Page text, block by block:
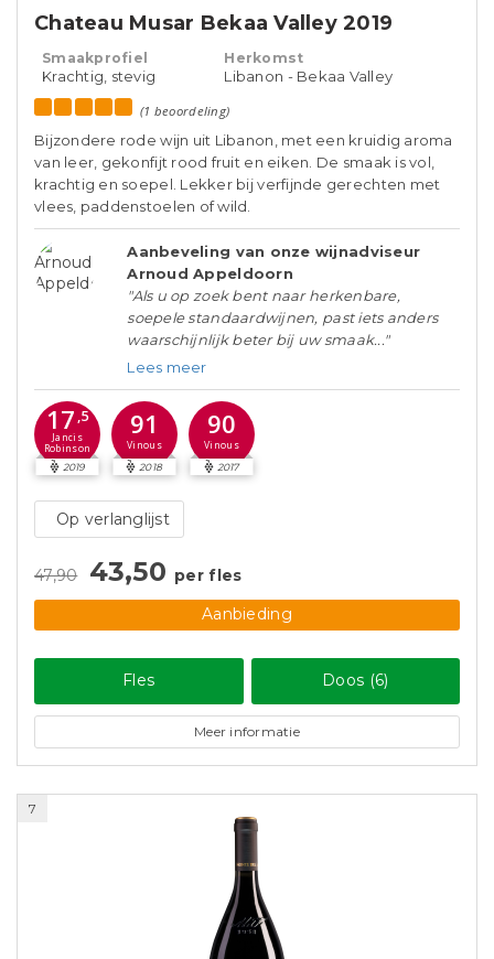
Chateau Musar Bekaa Valley 2019
Smaakprofiel
Krachtig, stevig
Herkomst
Libanon - Bekaa Valley
(1 beoordeling)
Bijzondere rode wijn uit Libanon, met een kruidig aroma
van leer, gekonfijt rood fruit en eiken. De smaak is vol,
krachtig en soepel. Lekker bij verfijnde gerechten met
vlees, paddenstoelen of wild.
Aanbeveling van onze wijnadviseur
Arnoud Appeldoorn
"Als u op zoek bent naar herkenbare,
soepele standaardwijnen, past iets anders
waarschijnlijk beter bij uw smaak..."
Lees meer
17 ,5
Jancis
Robinson
2019
91
Vinous
2018
90
Vinous
2017
Op verlanglijst
47,90 43,50 per fles
Aanbieding
Fles Doos (6)
Meer informatie
7